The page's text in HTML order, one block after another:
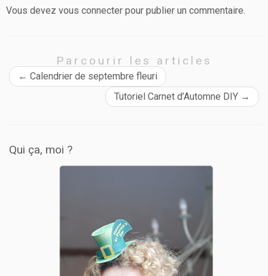
Vous devez vous connecter pour publier un commentaire.
Parcourir les articles
← Calendrier de septembre fleuri
Tutoriel Carnet d’Automne DIY →
Qui ça, moi ?